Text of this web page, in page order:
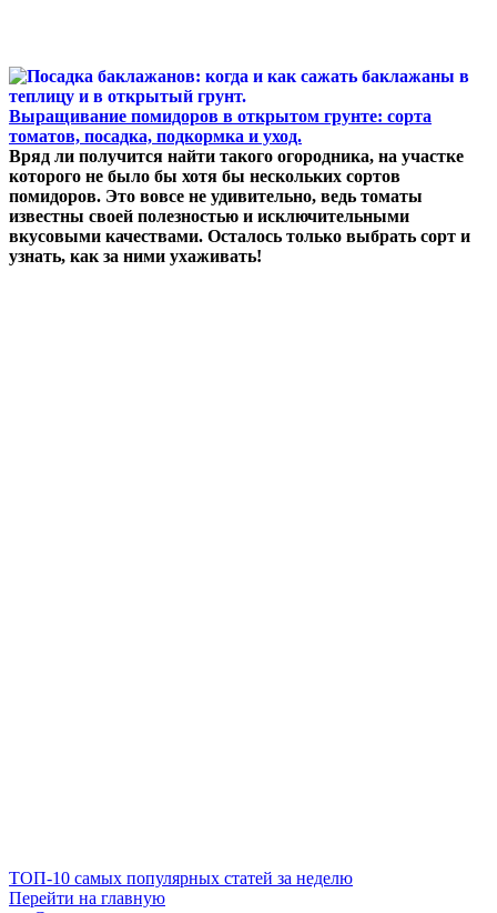
Выращивание помидоров в открытом грунте: сорта
томатов, посадка, подкормка и уход.
Вряд ли получится найти такого огородника, на участке
которого не было бы хотя бы нескольких сортов
помидоров. Это вовсе не удивительно, ведь томаты
известны своей полезностью и исключительными
вкусовыми качествами. Осталось только выбрать сорт и
узнать, как за ними ухаживать!
ТОП-10 самых популярных статей за неделю
Перейти на главную